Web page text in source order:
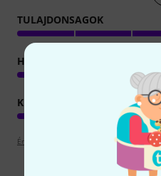
TULAJDONSAGOK
HANGZÁS
KIVITELEZÉS
Értékelési irányelvek